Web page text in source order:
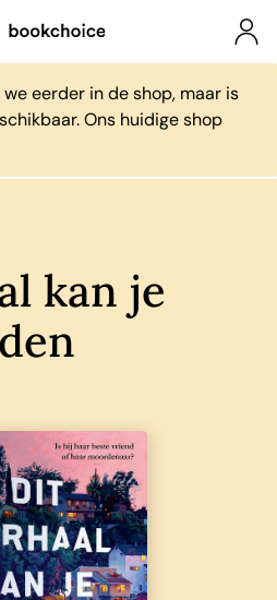
eerder in de shop, maar is
Ons huidige shop
kan je